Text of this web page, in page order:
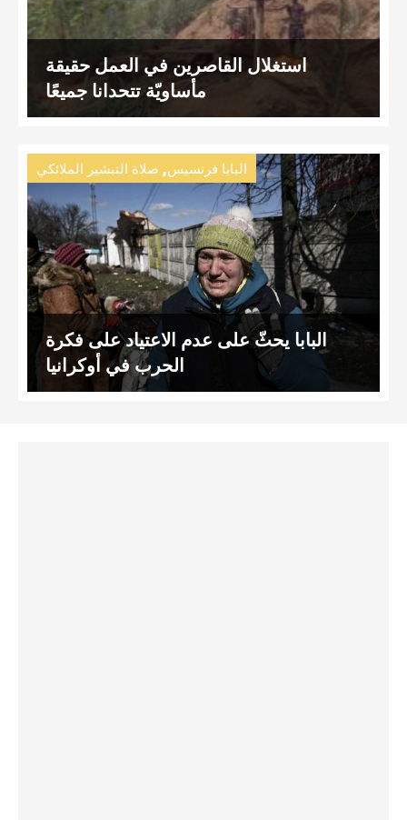
استغلال القاصرين في العمل حقيقة
مأساويّة تتحدانا جميعًا
البابا فرنسيس, صلاة التبشير الملائكي
البابا يحثّ على عدم الاعتياد على فكرة
الحرب في أوكرانيا